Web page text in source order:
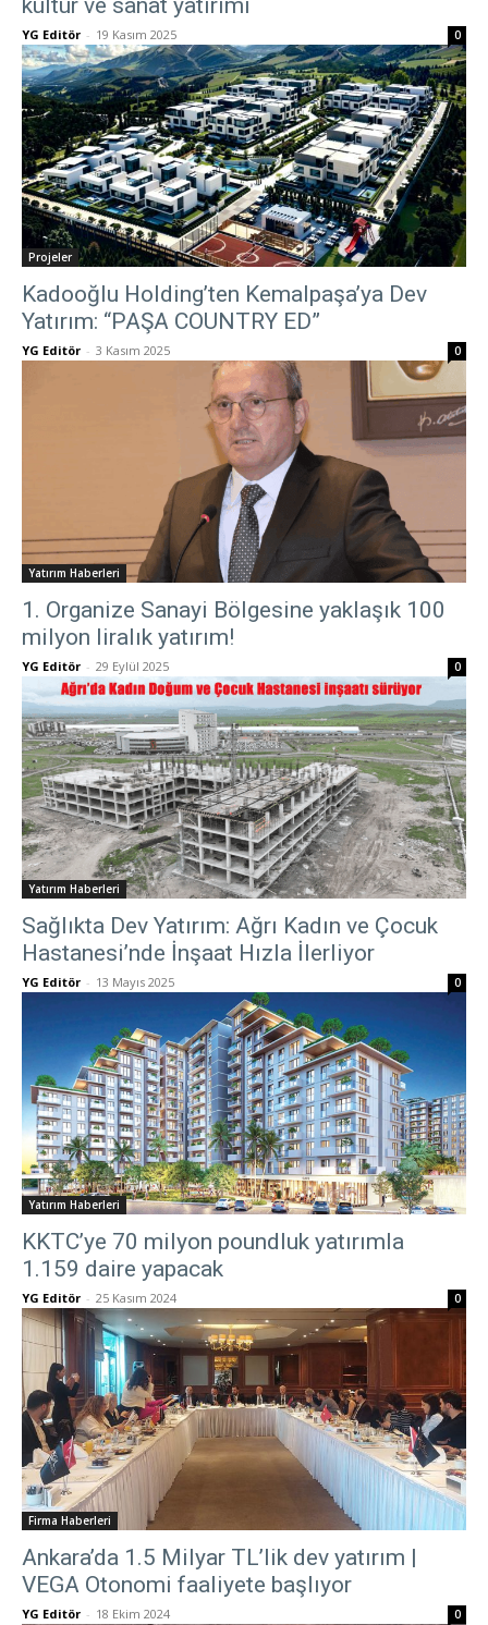
kültür ve sanat yatırımı
YG Editör - 19 Kasım 2025 0
Projeler
Kadooğlu Holding’ten Kemalpaşa’ya Dev
Yatırım: “PAŞA COUNTRY ED”
YG Editör - 3 Kasım 2025 0
Yatırım Haberleri
1. Organize Sanayi Bölgesine yaklaşık 100
milyon liralık yatırım!
YG Editör - 29 Eylül 2025 0
Yatırım Haberleri
Sağlıkta Dev Yatırım: Ağrı Kadın ve Çocuk
Hastanesi’nde İnşaat Hızla İlerliyor
YG Editör - 13 Mayıs 2025 0
Yatırım Haberleri
KKTC’ye 70 milyon poundluk yatırımla
1.159 daire yapacak
YG Editör - 25 Kasım 2024 0
Firma Haberleri
Ankara’da 1.5 Milyar TL’lik dev yatırım |
VEGA Otonomi faaliyete başlıyor
YG Editör - 18 Ekim 2024 0